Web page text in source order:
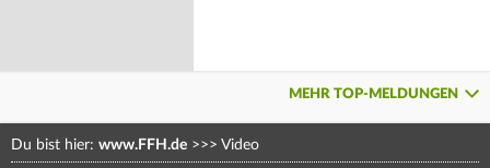
MEHR TOP-MELDUNGEN
Du bist hier: www.FFH.de >>> Video